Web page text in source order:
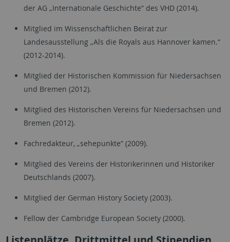
der AG „Internationale Geschichte“ des VHD (2014).
Mitglied im Wissenschaftlichen Beirat zur
Landesausstellung „Als die Royals aus Hannover kamen.“
(2012-2014).
Mitglied der Historischen Kommission für Niedersachsen
und Bremen (2012).
Mitglied des Historischen Vereins für Niedersachsen und
Bremen (2012).
Fachredakteur, „sehepunkte“ (2009).
Mitglied des Vereins der Historikerinnen und Historiker
Deutschlands (2007).
Mitglied der German History Society (2003).
Fellow der Cambridge European Society (2000).